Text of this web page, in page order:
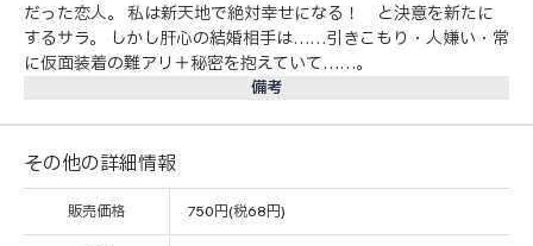
だった恋人。 私は新天地で絶対幸せになる！ と決意を新たに
するサラ。 しかし肝心の結婚相手は……引きこもり・人嫌い・常
に仮面装着の難アリ＋秘密を抱えていて……。
備考
その他の詳細情報
販売価格 750円(税68円)